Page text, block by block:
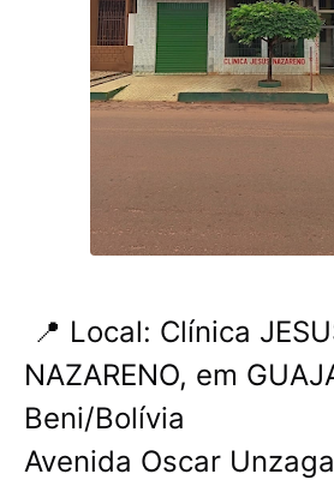
📍 Local: Clínica
NAZARENO, em
Beni/Bolívia
Avenida Oscar